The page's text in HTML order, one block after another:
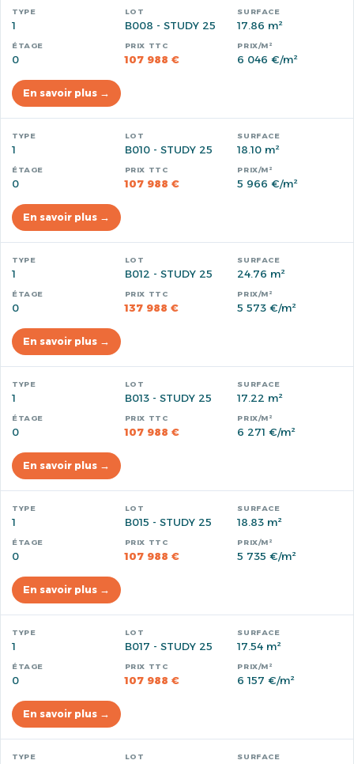
1 B008 - STUDY 25 17.86 m²
0 107 988 € 6 046 €/m²
En savoir plus →
1 B010 - STUDY 25 18.10 m²
0 107 988 € 5 966 €/m²
En savoir plus →
1 B012 - STUDY 25 24.76 m²
0 137 988 € 5 573 €/m²
En savoir plus →
1 B013 - STUDY 25 17.22 m²
0 107 988 € 6 271 €/m²
En savoir plus →
1 B015 - STUDY 25 18.83 m²
0 107 988 € 5 735 €/m²
En savoir plus →
1 B017 - STUDY 25 17.54 m²
0 107 988 € 6 157 €/m²
En savoir plus →